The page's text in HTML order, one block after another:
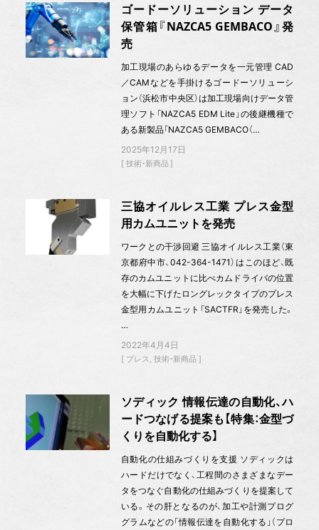
ゴードーソリューション データ
保管箱『NAZCA5 GEMBACO』発
売
加工現場のあらゆるデータを一元管理 CAD
／CAMなどを手掛けるゴードーソリューシ
ョン（浜松市中央区）は加工現場向けデータ管
理ソフト「NAZCA5 EDM Lite」の後継機種で
ある新製品「NAZCA5 GEMBACO（…
2025年12月17日
技術・新商品
三協オイルレス工業 プレス金型
用カムユニットを発売
ワークとの干渉回避 三協オイルレス工業（東
京都府中市、042-364-1471）はこのほど、既
存のカムユニットに比べカムドライバの位置
を大幅に下げたロングレックタイプのプレス
金型用カムユニット「SACTFR」を発売した。
…
2022年4月4日
プレス 技術・新商品
ソディック 情報伝達の自動化、ハ
ードつなげる提案も【特集：金型づ
くりを自動化する】
自動化の仕組みづくりを支援 ソディックは
ハードだけでなく、工程間のさまざまなデー
タをつなぐ自動化の仕組みづくりを提案して
いる。その肝となるのが、加工や計測プログ
グラムなどの「情報伝達を自動化する」（プロ